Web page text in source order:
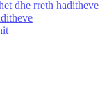
dhe rreth haditheve